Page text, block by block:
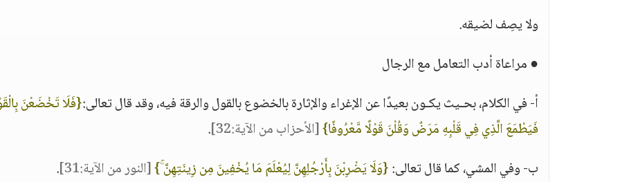
ولا يصِف لضيقه.
● مراعاة أدب التعامل مع الرجال
أ- في الكلام، بحـيث يكـون بعيدًا عن الإغراء والإثارة بالخضوع بالقول والرقة فيه، وقد قال تعالى:{فَلَا تَخْضَعْنَ
فَيَطْمَعَ الَّذِي فِي قَلْبِهِ مَرَضٌ وَقُلْنَ قَوْلًا مَّعْرُوفًا}[الأحزاب من الآية:32]
.
ب- وفي المشي، كما قال تعالى:{وَلَا يَضْرِبْنَ بِأَرْجُلِهِنَّ لِيُعْلَمَ مَا يُخْفِينَ مِن زِينَتِهِنَّ ۚ}[النور من الآية:31]
.